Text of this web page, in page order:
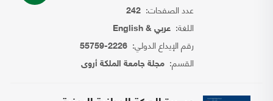
عدد الصفحات:242
اللغة:عربي & English
رقم الإيداع الدولي:2226-55759
القسم:مجلة جامعة الملكة أروى